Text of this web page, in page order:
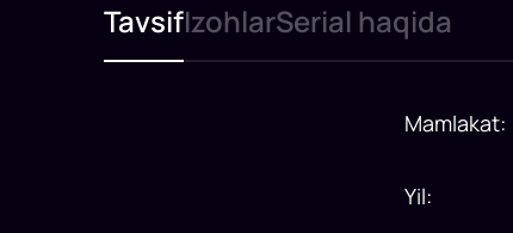
TavsifIzohlarSerial haqida
Mamlakat:
Yil: